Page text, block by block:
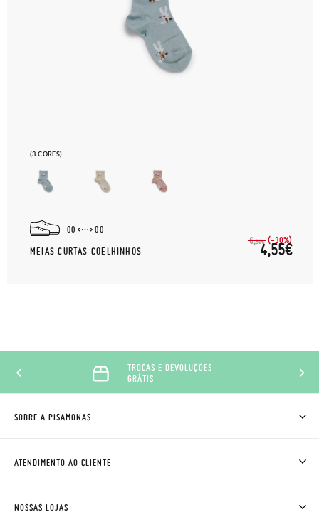
(3 CORES)
00 00
MEIAS CURTAS COELHINHOS
6,50€ (-30%)
4,55€
TROCAS E DEVOLUÇÕES
GRÁTIS
SOBRE A PISAMONAS
ATENDIMENTO AO CLIENTE
NOSSAS LOJAS